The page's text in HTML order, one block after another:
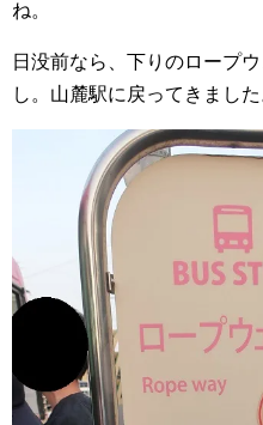
ね。
日没前なら、下りのロープ
し。山麓駅に戻ってきました